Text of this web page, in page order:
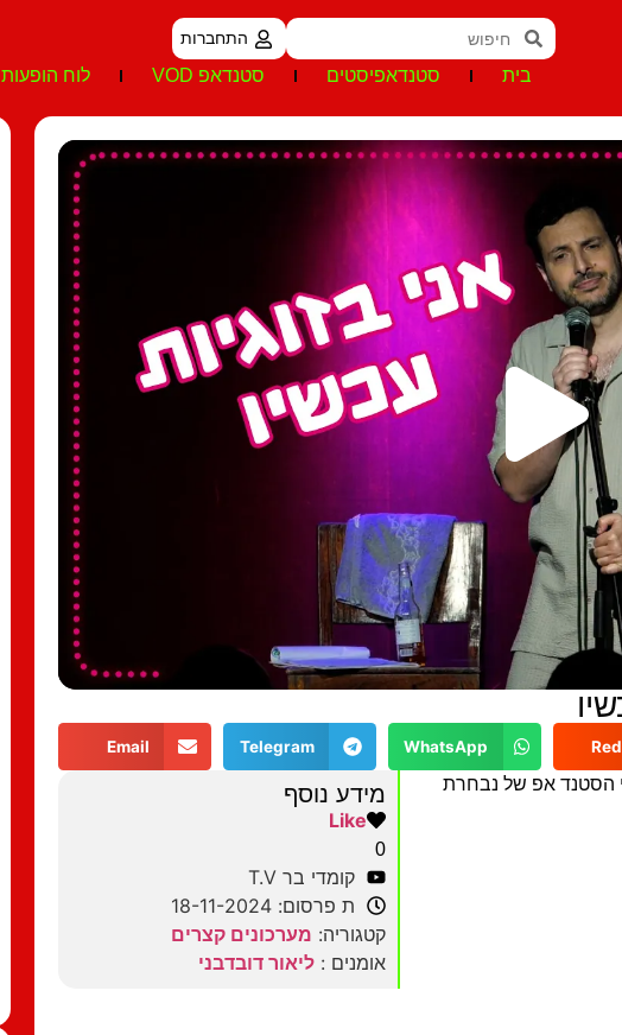
התחברות
בית סטנדאפיסטים סטנדאפ VOD לוח הופעות
WhatsApp
Telegram
Email
הסטנד אפ של נבחרת
מידע נוסף
Like
0
קומדי בר T.V
ת פרסום: 18-11-2024
קטגוריה: מערכונים קצרים
אומנים : ליאור דובדבני